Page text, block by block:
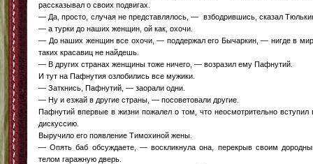
рассказывал о своих подвигах.
— Да, просто, случая не представлялось, — взбодрившись, сказал
— а турки до наших женщин, ой как, охочи.
— До наших женщин все охочи, — поддержал его Бычаркин, — нигде в
таких красавиц не найдешь.
— В других странах женщины тоже ничего, — возразил ему Пафнутий.
И тут на Пафнутия озлобились все мужики.
— Заткнись, Пафнутий, — заорали одни.
— Ну и езжай в другие страны, — посоветовали другие.
Пафнутий впервые в жизни пожалел о том, что неосмотрительно вступил
дискуссию.
Выручило его появление Тимохиной жены.
— Опять баб обсуждаете, — воскликнула она, перекрыв своим
телом гаражную дверь.